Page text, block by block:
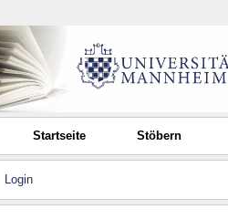
Startseite Stöbern
Login